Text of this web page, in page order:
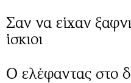
Σαν να είχαν
ίσκιοι
Ο ελέφαντας στο